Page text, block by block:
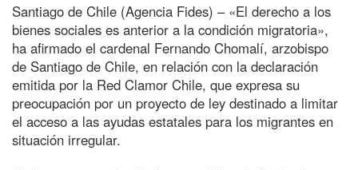
Santiago de Chile (Agencia Fides) – «El derecho a los
bienes sociales es anterior a la condición migratoria»,
ha afirmado el cardenal Fernando Chomalí, arzobispo
de Santiago de Chile, en relación con la declaración
emitida por la Red Clamor Chile, que expresa su
preocupación por un proyecto de ley destinado a limitar
el acceso a las ayudas estatales para los migrantes en
situación irregular.